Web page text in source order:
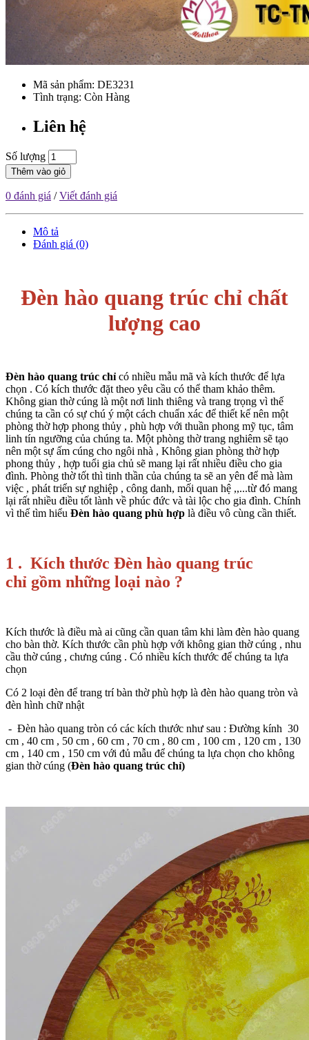
Mã sản phẩm: DE3231
Tình trạng: Còn Hàng
Liên hệ
Số lượng
Thêm vào giỏ
0 đánh giá /Viết đánh giá
Mô tả
Đánh giá (0)
Đèn hào quang trúc chỉ chất
lượng cao
Đèn hào quang trúc chỉ có nhiều mẫu mã và kích thước để lựa
chọn . Có kích thước đặt theo yêu cầu có thể tham khảo thêm.
Không gian thờ cúng là một nơi linh thiêng và trang trọng vì thế
chúng ta cần có sự chú ý một cách chuẩn xác để thiết kế nên một
phòng thờ hợp phong thủy , phù hợp với thuần phong mỹ tục, tâm
linh tín ngưỡng của chúng ta. Một phòng thờ trang nghiêm sẽ tạo
nên một sự ấm cúng cho ngôi nhà , Không gian phòng thờ hợp
phong thủy , hợp tuổi gia chủ sẽ mang lại rất nhiều điều cho gia
đình. Phòng thờ tốt thì tinh thần của chúng ta sẽ an yên để mà làm
việc , phát triển sự nghiệp , công danh, mối quan hệ ,,...từ đó mang
lại rất nhiều điều tốt lành về phúc đức và tài lộc cho gia đình. Chính
vì thế tìm hiểu Đèn hào quang phù hợp là điều vô cùng cần thiết.
1 . Kích thước Đèn hào quang trúc
chỉ gồm những loại nào ?
Kích thước là điều mà ai cũng cần quan tâm khi làm đèn hào quang
cho bàn thờ. Kích thước cần phù hợp với không gian thờ cúng , nhu
cầu thờ cúng , chưng cúng . Có nhiều kích thước để chúng ta lựa
chọn
Có 2 loại đèn để trang trí bàn thờ phù hợp là đèn hào quang tròn và
đèn hình chữ nhật
- Đèn hào quang tròn có các kích thước như sau : Đường kính 30
cm , 40 cm , 50 cm , 60 cm , 70 cm , 80 cm , 100 cm , 120 cm , 130
cm , 140 cm , 150 cm với đủ mẫu để chúng ta lựa chọn cho không
gian thờ cúng (Đèn hào quang trúc chỉ)